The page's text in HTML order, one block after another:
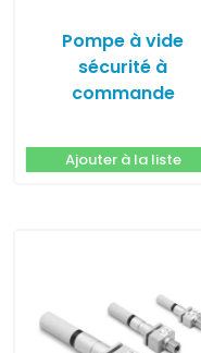
Pompe à vide
sécurité à
commande
Coval
Ajouter à la liste